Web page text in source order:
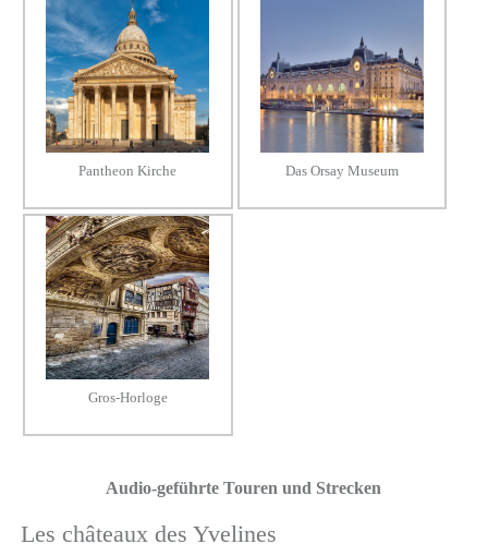
Pantheon Kirche Das Orsay Museum
Gros-Horloge
Audio-geführte Touren und Strecken
Les châteaux des Yvelines